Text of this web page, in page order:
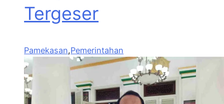
Tergeser
Pamekasan,Pemerintahan